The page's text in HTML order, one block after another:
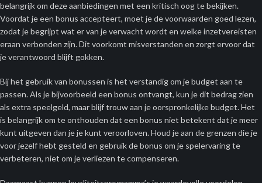
belangrijk om deze aanbiedingen met een kritisch oog te bekijken.
Voordat je een bonus accepteert, moet je de voorwaarden goed lezen,
zodat je begrijpt wat er van je verwacht wordt en welke inzetvereisten
eraan verbonden zijn. Dit voorkomt misverstanden en zorgt ervoor dat
je verantwoord blijft gokken.
Bij het gebruik van bonussen is het verstandig om je budget aan te
passen. Als je bijvoorbeeld een bonus ontvangt, kun je dit bedrag zien
als extra speelgeld, maar blijf trouw aan je oorspronkelijke budget. Het
is belangrijk om te onthouden dat een bonus niet betekent dat je meer
kunt uitgeven dan je je kunt veroorloven. Houd je aan de grenzen die je
voor jezelf hebt gesteld en gebruik de bonus om je spelervaring te
verbeteren, niet om je verliezen te compenseren.